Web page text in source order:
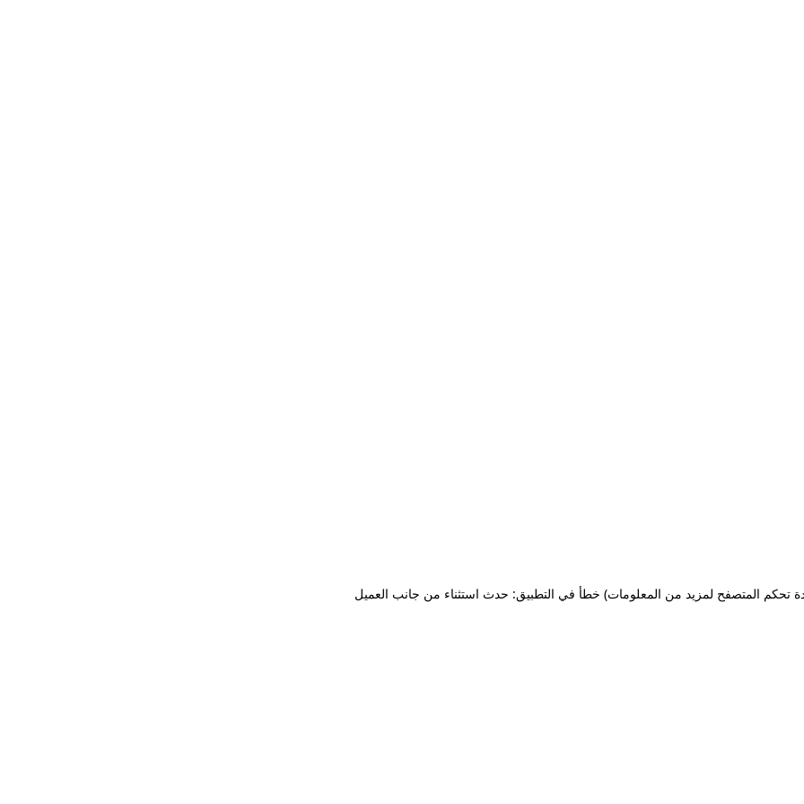
خطأ في التطبيق: حدث استثناء من جانب العميل تحكم المتصفح لمزيد من المعلومات)